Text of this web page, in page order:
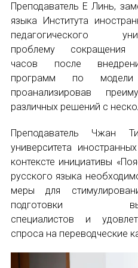
Преподаватель Е Линь,
языка Института
педагогического
проблему
часов после
программ по
проанализировав
различных решений с
Преподаватель Чжан
университета
контексте инициативы
русского языка
меры для
подготовки
специалистов и
спроса на переводческие